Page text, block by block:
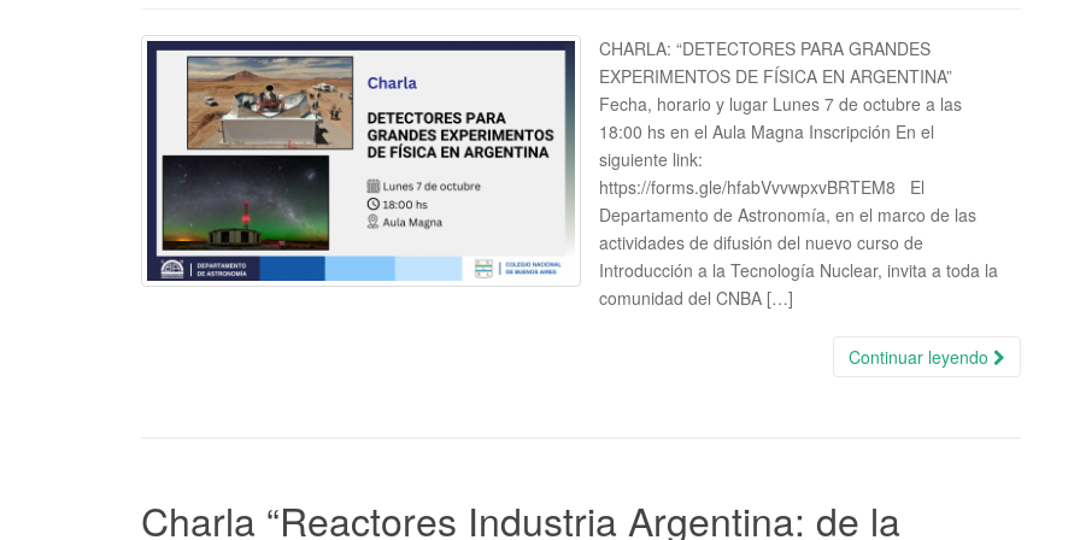
CHARLA: “DETECTORES PARA GRANDES
EXPERIMENTOS DE FÍSICA EN ARGENTINA”
Fecha, horario y lugar Lunes 7 de octubre a las
18:00 hs en el Aula Magna Inscripción En el
siguiente link:
https://forms.gle/hfabVvvwpxvBRTEM8 El
Departamento de Astronomía, en el marco de las
actividades de difusión del nuevo curso de
Introducción a la Tecnología Nuclear, invita a toda la
comunidad del CNBA […]
Continuar leyendo
Charla “Reactores Industria Argentina: de la